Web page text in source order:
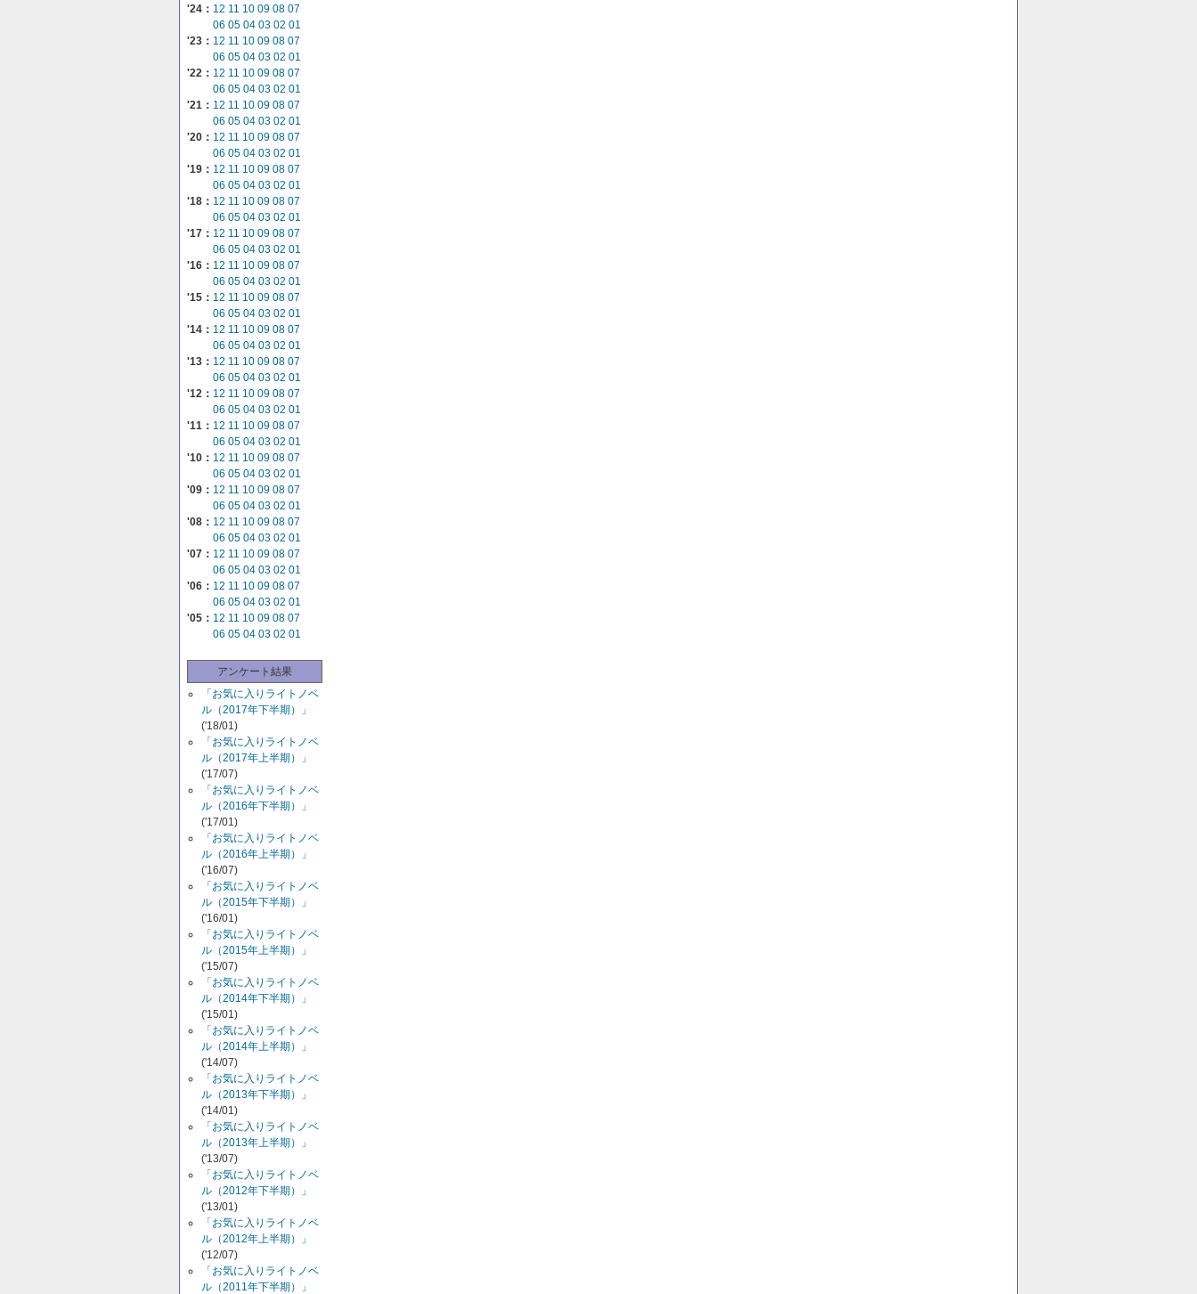
'24： 12 11 10 09 08 07
06 05 04 03 02 01
'23： 12 11 10 09 08 07
06 05 04 03 02 01
'22： 12 11 10 09 08 07
06 05 04 03 02 01
'21： 12 11 10 09 08 07
06 05 04 03 02 01
'20： 12 11 10 09 08 07
06 05 04 03 02 01
'19： 12 11 10 09 08 07
06 05 04 03 02 01
'18： 12 11 10 09 08 07
06 05 04 03 02 01
'17： 12 11 10 09 08 07
06 05 04 03 02 01
'16： 12 11 10 09 08 07
06 05 04 03 02 01
'15： 12 11 10 09 08 07
06 05 04 03 02 01
'14： 12 11 10 09 08 07
06 05 04 03 02 01
'13： 12 11 10 09 08 07
06 05 04 03 02 01
'12： 12 11 10 09 08 07
06 05 04 03 02 01
'11： 12 11 10 09 08 07
06 05 04 03 02 01
'10： 12 11 10 09 08 07
06 05 04 03 02 01
'09： 12 11 10 09 08 07
06 05 04 03 02 01
'08： 12 11 10 09 08 07
06 05 04 03 02 01
'07： 12 11 10 09 08 07
06 05 04 03 02 01
'06： 12 11 10 09 08 07
06 05 04 03 02 01
'05： 12 11 10 09 08 07
06 05 04 03 02 01
アンケート結果
「お気に入りライトノベ
ル（2017年下半期）」
('18/01)
「お気に入りライトノベ
ル（2017年上半期）」
('17/07)
「お気に入りライトノベ
ル（2016年下半期）」
('17/01)
「お気に入りライトノベ
ル（2016年上半期）」
('16/07)
「お気に入りライトノベ
ル（2015年下半期）」
('16/01)
「お気に入りライトノベ
ル（2015年上半期）」
('15/07)
「お気に入りライトノベ
ル（2014年下半期）」
('15/01)
「お気に入りライトノベ
ル（2014年上半期）」
('14/07)
「お気に入りライトノベ
ル（2013年下半期）」
('14/01)
「お気に入りライトノベ
ル（2013年上半期）」
('13/07)
「お気に入りライトノベ
ル（2012年下半期）」
('13/01)
「お気に入りライトノベ
ル（2012年上半期）」
('12/07)
「お気に入りライトノベ
ル（2011年下半期）」